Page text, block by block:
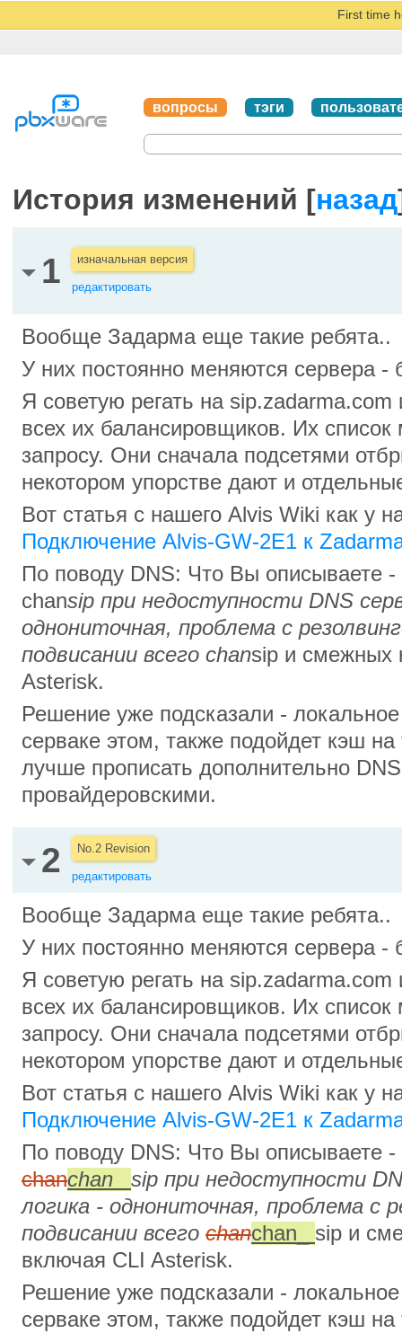
First time
вопросы тэги
История изменений [назад
1 изначальная версия
редактировать
Вообще Задарма еще такие ребята..
У них постоянно меняются сервера -
Я советую регать на
всех их балансировщиков. Их
запросу. Они сначала подсетями
некотором упорстве дают и
Вот статья с нашего Alvis Wiki как у
Подключение Alvis-GW-2E1 к
По поводу DNS: Что Вы описываете -
chansip при недоступности DNS
однониточная, проблема с
подвисании всего chansip и смежных
Asterisk.
Решение уже подсказали -
серваке этом, также подойдет кэш
лучше прописать дополнительно
провайдеровскими.
2 No.2 Revision
редактировать
Вообще Задарма еще такие ребята..
У них постоянно меняются сервера -
Я советую регать на
всех их балансировщиков. Их
запросу. Они сначала подсетями
некотором упорстве дают и
Вот статья с нашего Alvis Wiki как у
Подключение Alvis-GW-2E1 к
По поводу DNS: Что Вы описываете -
chanchan_ sip при недоступности
логика - однониточная, проблема с
подвисании всего chanchan_ sip и
включая CLI Asterisk.
Решение уже подсказали -
серваке этом, также подойдет кэш